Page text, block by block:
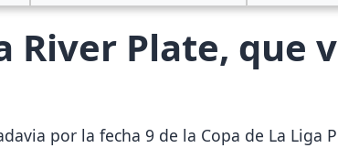
Plate, que
por la fecha 9 de la Copa de La Liga